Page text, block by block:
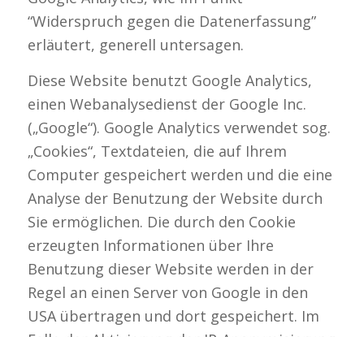
“Widerspruch gegen die Datenerfassung”
erläutert, generell untersagen.
Diese Website benutzt Google Analytics,
einen Webanalysedienst der Google Inc.
(„Google“). Google Analytics verwendet sog.
„Cookies“, Textdateien, die auf Ihrem
Computer gespeichert werden und die eine
Analyse der Benutzung der Website durch
Sie ermöglichen. Die durch den Cookie
erzeugten Informationen über Ihre
Benutzung dieser Website werden in der
Regel an einen Server von Google in den
USA übertragen und dort gespeichert. Im